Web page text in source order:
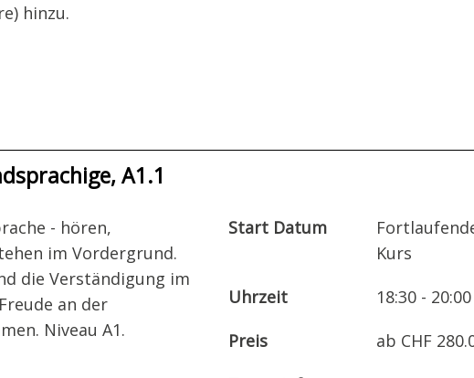
hinzu.
A1.1
- hören,
im Vordergrund.
die Verständigung im
an der
Niveau A1.
Start Datum
Kurs
Uhrzeit
18:30 - 20:00
Preis
ab CHF